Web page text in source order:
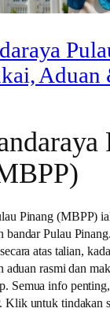
Pinang (MBPP)
bandar Pulau
atas talian,
aduan rasmi dan
Semua info
Klik untuk tindakan